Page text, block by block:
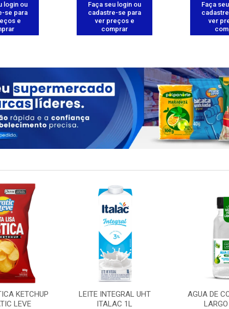
login ou
se para
e
Faça seu login ou
cadastre-se para
ver preços e
comprar
Faça
ver
KETCHUP
LEVE
LEITE INTEGRAL UHT
ITALAC 1L
AGUA DE